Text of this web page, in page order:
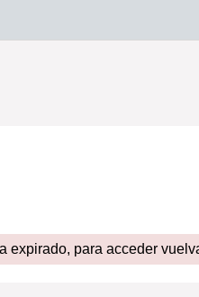
expirado, para acceder